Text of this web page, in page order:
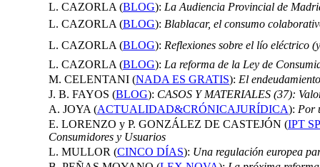
L. CAZORLA (BLOG): La Audiencia Provincial de
L. CAZORLA (BLOG): Blablacar, el consumo
L. CAZORLA (BLOG): Reflexiones sobre el lío eléctrico
L. CAZORLA (BLOG): La reforma de la Ley de
M. CELENTANI (NADA ES GRATIS): El
J. B. FAYOS (BLOG): CASOS Y MATERIALES (37):
A. JOYA (ACTUALIDAD&CRÓNICAJURÍDICA): Por
E. LORENZO y P. GONZÁLEZ DE CASTEJÓN (IPT
Consumidores y Usuarios
L. MULLOR (CINCO DÍAS): Una regulación europea